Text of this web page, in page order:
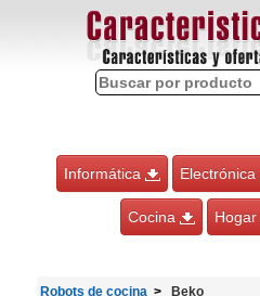
Informática Electrónica
Cocina Hogar
Robots de cocina Beko